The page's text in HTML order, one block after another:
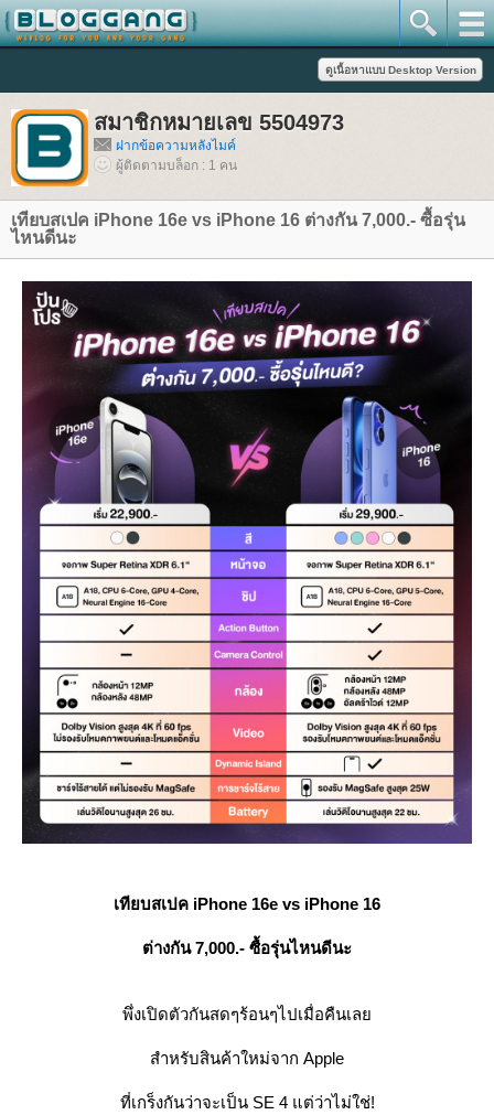
สมาชิกหมายเลข 5504973
ฝากข้อความหลังไมค์
ผู้ติดตามบล็อก : 1 คน
เทียบสเปค iPhone 16e vs iPhone 16 ต่างกัน 7,000.- ซื้อรุ่น
ไหนดีนะ
เทียบสเปค iPhone 16e vs iPhone 16
ต่างกัน 7,000.- ซื้อรุ่นไหนดีนะ
พึ่งเปิดตัวกันสดๆร้อนๆไปเมื่อคืนเล
สำหรับสินค้าใหม่จาก Apple
ที่เกร็งกันว่าจะเป็น SE 4 แต่ว่าไม่ใช่!